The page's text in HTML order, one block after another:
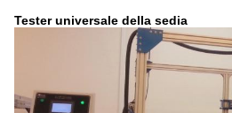
Tester universale della sedia